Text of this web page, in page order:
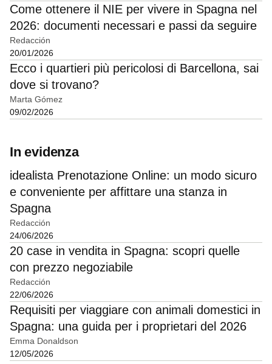
Come ottenere il NIE per vivere in Spagna nel
2026: documenti necessari e passi da seguire
Redacción
20/01/2026
Ecco i quartieri più pericolosi di Barcellona, sai
dove si trovano?
Marta Gómez
09/02/2026
In evidenza
idealista Prenotazione Online: un modo sicuro
e conveniente per affittare una stanza in
Spagna
Redacción
24/06/2026
20 case in vendita in Spagna: scopri quelle
con prezzo negoziabile
Redacción
22/06/2026
Requisiti per viaggiare con animali domestici in
Spagna: una guida per i proprietari del 2026
Emma Donaldson
12/05/2026